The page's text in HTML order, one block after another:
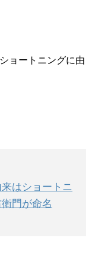
ョートニングに由
はショートニ
門が命名